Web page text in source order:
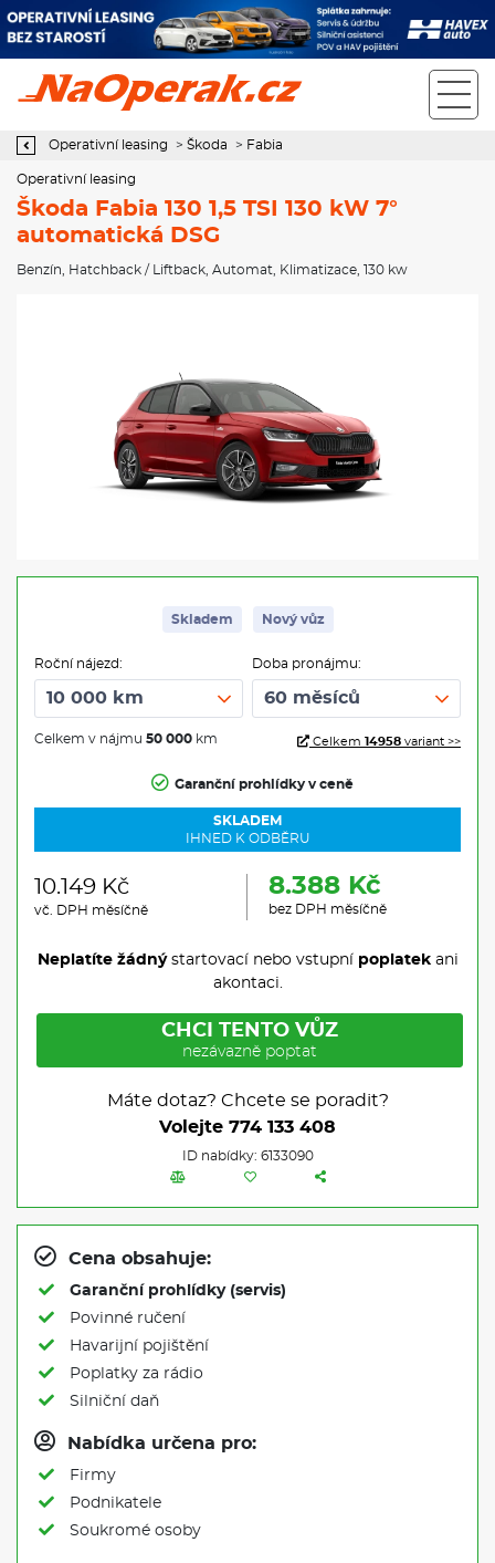
Operativní leasing Škoda Fabia 130 1,5 TSI 130 kW 7° automatická
Operativní leasing > Škoda > Fabia
Operativní leasing
Škoda Fabia 130 1,5 TSI 130 kW 7°
automatická DSG
Benzín Hatchback / Liftback Automat Klimatizace , 130 kw
Skladem Nový vůz
Roční nájezd:
Celkem v nájmu 50 000 km
Doba pronájmu:
Celkem 14958 variant >>
Garanční prohlídky v ceně
SKLADEM
IHNED K ODBĚRU
10.149 Kč
vč. DPH měsíčně
8.388 Kč
bez DPH měsíčně
Neplatíte žádnýstartovací nebo vstupní poplatekani
akontaci.
CHCI TENTO VŮZ
nezávazně poptat
Máte dotaz? Chcete se poradit?
Volejte 774 133 408
ID nabídky: 6133090
Cena obsahuje:
Garanční prohlídky (servis)
Povinné ručení
Havarijní pojištění
Poplatky za rádio
Silniční daň
Nabídka určena pro:
Firmy
Podnikatele
Soukromé osoby